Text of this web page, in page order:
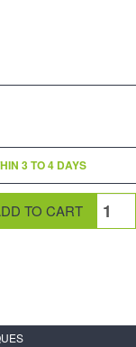
3 TO 4 DAYS